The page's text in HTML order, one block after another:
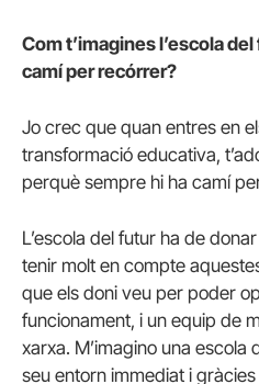
Com t’imagines l’escola
camí per recórrer?
Jo crec que quan entres en
transformació educativa,
perquè sempre hi ha camí
L’escola del futur ha de
tenir molt en compte
que els doni veu per poder
funcionament, i un equip de
xarxa. M’imagino una escola
seu entorn immediat i